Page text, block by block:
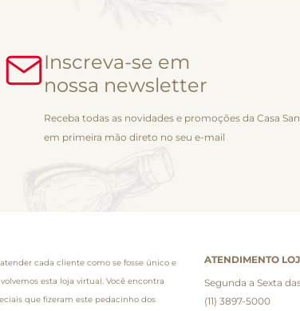
Inscreva-se em
nossa newsletter
Receba todas as novidades e promoções da Casa
em primeira mão direto no seu e-mail
cada cliente como se fosse único e
esta loja virtual. Você encontra
que fizeram este pedacinho dos
ATENDIMENTO
Segunda a Sexta
(11) 3897-5000